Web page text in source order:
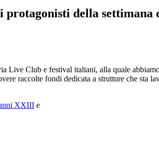
della settimana
Live Club e festival italiani, alla quale
raccolte fondi dedicata a strutture che sta
XXIII e